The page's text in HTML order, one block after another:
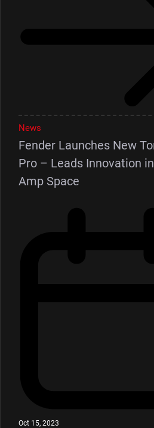
News
Fender Launches New
Pro – Leads Innovation
Amp Space
Oct 15, 2023